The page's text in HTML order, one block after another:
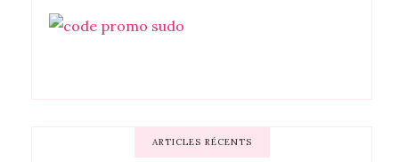
ARTICLES RÉCENTS